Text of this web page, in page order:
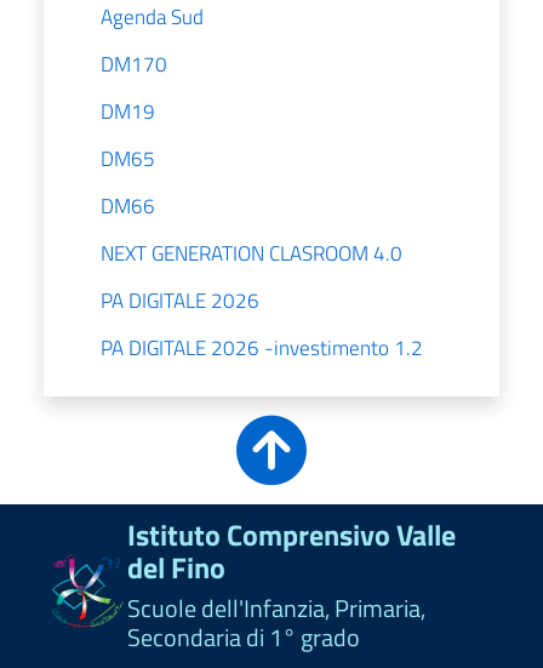
Agenda Sud
DM170
DM19
DM65
DM66
NEXT GENERATION CLASROOM 4.0
PA DIGITALE 2026
PA DIGITALE 2026 -investimento 1.2
Istituto Comprensivo Valle
del Fino
Scuole dell'Infanzia, Primaria,
Secondaria di 1° grado